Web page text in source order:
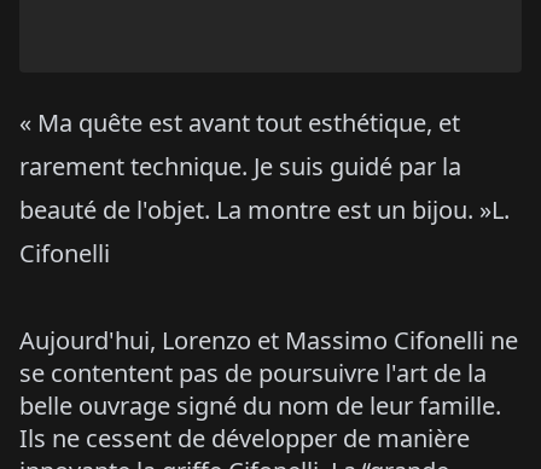
« Ma quête est avant tout esthétique, et
rarement technique. Je suis guidé par la
beauté de l'objet. La montre est un bijou. »L.
Cifonelli
Aujourd'hui, Lorenzo et Massimo Cifonelli ne
se contentent pas de poursuivre l'art de la
belle ouvrage signé du nom de leur famille.
Ils ne cessent de développer de manière